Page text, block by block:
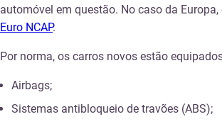
automóvel em questão. No caso da Europa,
Euro NCAP.
Por norma, os carros novos estão
Airbags;
Sistemas antibloqueio de travões (ABS);